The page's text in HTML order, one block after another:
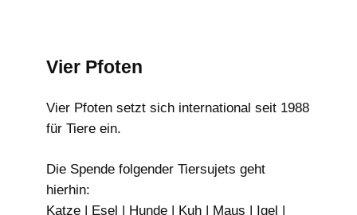
Vier Pfoten
Vier Pfoten setzt sich international seit 1988
für Tiere ein.
Die Spende folgender Tiersujets geht
hierhin:
Katze | Esel | Hunde | Kuh | Maus | Igel |